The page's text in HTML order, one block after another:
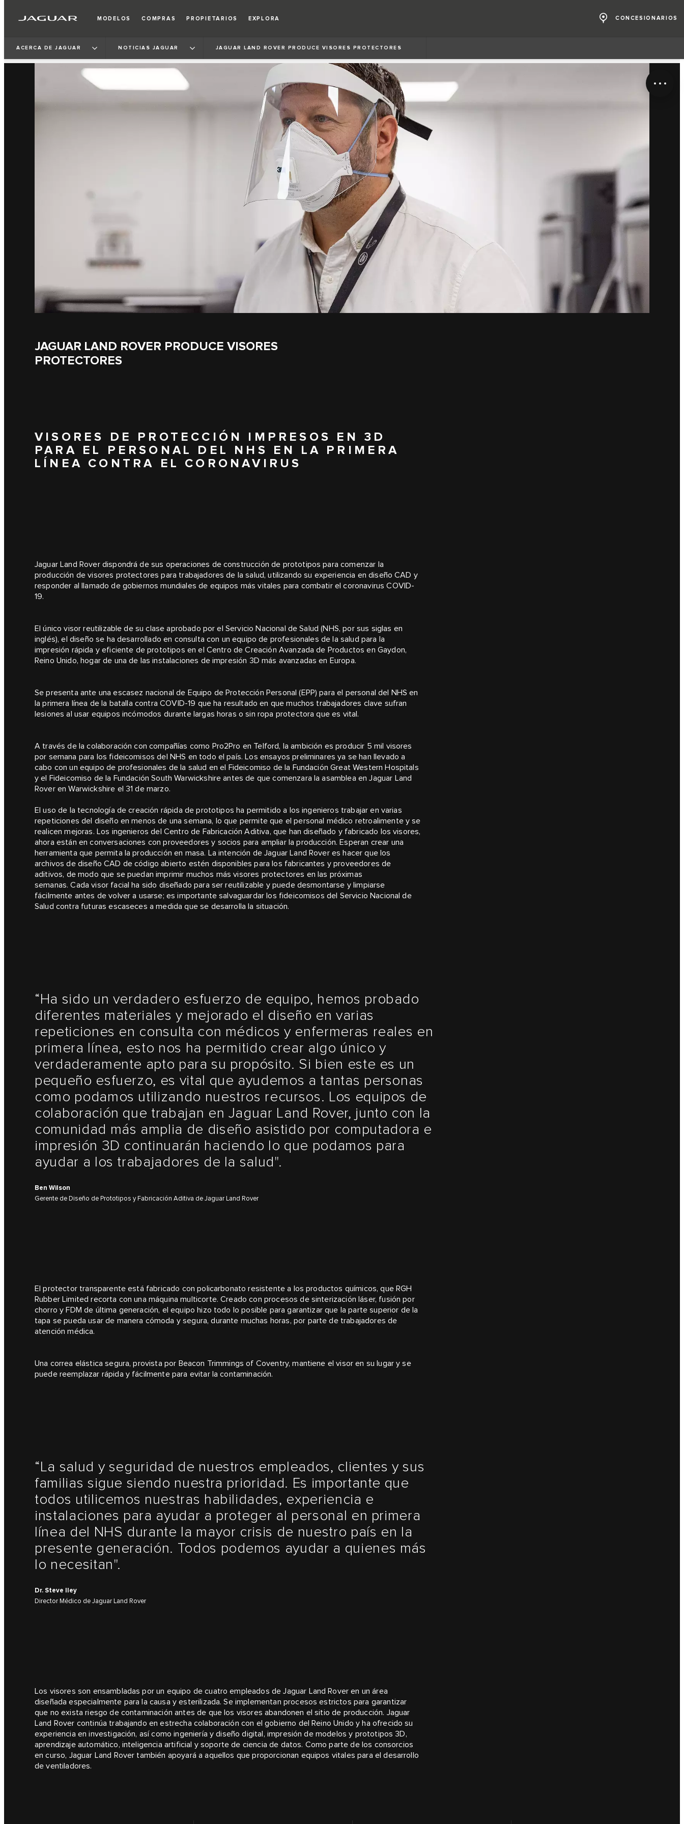
MODELOS COMPRAS PROPIETARIOS EXPLORA CONCESIONARIOS
ACERCA DE JAGUAR NOTICIAS JAGUAR JAGUAR LAND ROVER PRODUCE VISORES PROTECTORES
JAGUAR LAND ROVER PRODUCE VISORES
PROTECTORES
VISORES DE PROTECCIÓN IMPRESOS EN 3D
PARA EL PERSONAL DEL NHS EN LA PRIMERA
LÍNEA CONTRA EL CORONAVIRUS
Jaguar Land Rover dispondrá de sus operaciones de construcción de prototipos para comenzar la
producción de visores protectores para trabajadores de la salud, utilizando su experiencia en diseño CAD y
responder al llamado de gobiernos mundiales de equipos más vitales para combatir el coronavirus COVID-
19.
El único visor reutilizable de su clase aprobado por el Servicio Nacional de Salud (NHS, por sus siglas en
inglés), el diseño se ha desarrollado en consulta con un equipo de profesionales de la salud para la
impresión rápida y eficiente de prototipos en el Centro de Creación Avanzada de Productos en Gaydon,
Reino Unido, hogar de una de las instalaciones de impresión 3D más avanzadas en Europa.
Se presenta ante una escasez nacional de Equipo de Protección Personal (EPP) para el personal del NHS en
la primera línea de la batalla contra COVID-19 que ha resultado en que muchos trabajadores clave sufran
lesiones al usar equipos incómodos durante largas horas o sin ropa protectora que es vital.
A través de la colaboración con compañías como Pro2Pro en Telford, la ambición es producir 5 mil visores
por semana para los fideicomisos del NHS en todo el país. Los ensayos preliminares ya se han llevado a
cabo con un equipo de profesionales de la salud en el Fideicomiso de la Fundación Great Western Hospitals
y el Fideicomiso de la Fundación South Warwickshire antes de que comenzara la asamblea en Jaguar Land
Rover en Warwickshire el 31 de marzo.
El uso de la tecnología de creación rápida de prototipos ha permitido a los ingenieros trabajar en varias
repeticiones del diseño en menos de una semana, lo que permite que el personal médico retroalimente y se
realicen mejoras. Los ingenieros del Centro de Fabricación Aditiva, que han diseñado y fabricado los visores,
ahora están en conversaciones con proveedores y socios para ampliar la producción. Esperan crear una
herramienta que permita la producción en masa. La intención de Jaguar Land Rover es hacer que los
archivos de diseño CAD de código abierto estén disponibles para los fabricantes y proveedores de
aditivos, de modo que se puedan imprimir muchos más visores protectores en las próximas
semanas. Cada visor facial ha sido diseñado para ser reutilizable y puede desmontarse y limpiarse
fácilmente antes de volver a usarse; es importante salvaguardar los fideicomisos del Servicio Nacional de
Salud contra futuras escaseces a medida que se desarrolla la situación.
“Ha sido un verdadero esfuerzo de equipo, hemos probado
diferentes materiales y mejorado el diseño en varias
repeticiones en consulta con médicos y enfermeras reales en
primera línea, esto nos ha permitido crear algo único y
verdaderamente apto para su propósito. Si bien este es un
pequeño esfuerzo, es vital que ayudemos a tantas personas
como podamos utilizando nuestros recursos. Los equipos de
colaboración que trabajan en Jaguar Land Rover, junto con la
comunidad más amplia de diseño asistido por computadora e
impresión 3D continuarán haciendo lo que podamos para
ayudar a los trabajadores de la salud".
Ben Wilson
Gerente de Diseño de Prototipos y Fabricación Aditiva de Jaguar Land Rover
El protector transparente está fabricado con policarbonato resistente a los productos químicos, que RGH
Rubber Limited recorta con una máquina multicorte. Creado con procesos de sinterización láser, fusión por
chorro y FDM de última generación, el equipo hizo todo lo posible para garantizar que la parte superior de la
tapa se pueda usar de manera cómoda y segura, durante muchas horas, por parte de trabajadores de
atención médica.
Una correa elástica segura, provista por Beacon Trimmings of Coventry, mantiene el visor en su lugar y se
puede reemplazar rápida y fácilmente para evitar la contaminación.
“La salud y seguridad de nuestros empleados, clientes y sus
familias sigue siendo nuestra prioridad. Es importante que
todos utilicemos nuestras habilidades, experiencia e
instalaciones para ayudar a proteger al personal en primera
línea del NHS durante la mayor crisis de nuestro país en la
presente generación. Todos podemos ayudar a quienes más
lo necesitan".
Dr. Steve Iley
Director Médico de Jaguar Land Rover
Los visores son ensambladas por un equipo de cuatro empleados de Jaguar Land Rover en un área
diseñada especialmente para la causa y esterilizada. Se implementan procesos estrictos para garantizar
que no exista riesgo de contaminación antes de que los visores abandonen el sitio de producción. Jaguar
Land Rover continúa trabajando en estrecha colaboración con el gobierno del Reino Unido y ha ofrecido su
experiencia en investigación, así como ingeniería y diseño digital, impresión de modelos y prototipos 3D,
aprendizaje automático, inteligencia artificial y soporte de ciencia de datos. Como parte de los consorcios
en curso, Jaguar Land Rover también apoyará a aquellos que proporcionan equipos vitales para el desarrollo
de ventiladores.